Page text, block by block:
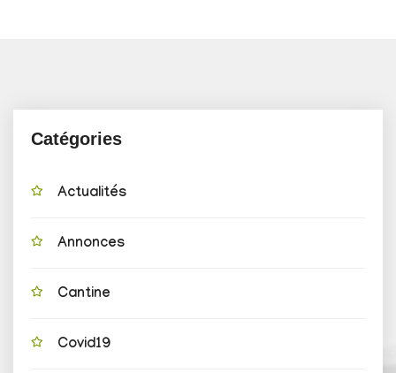
Catégories
Actualités
Annonces
Cantine
Covid19